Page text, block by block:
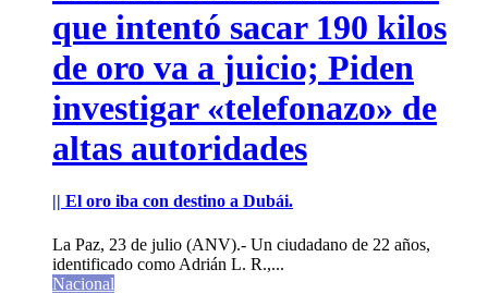
que intentó sacar 190 kilos
de oro va a juicio; Piden
investigar «telefonazo» de
altas autoridades
|| El oro iba con destino a Dubái.
La Paz, 23 de julio (ANV).- Un ciudadano de 22 años,
identificado como Adrián L. R.,...
Nacional